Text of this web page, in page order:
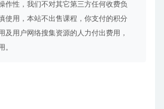
作性，我们不对其它第三方任何收费负
使用，本站不出售课程，你支付的积分
及用户网络搜集资源的人力付出费用，
。